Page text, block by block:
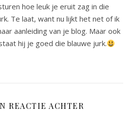
hoe leuk je eruit zag in die
Te laat, want nu lijkt het net of ik
aanleiding van je blog. Maar ook
hij je goed die blauwe jurk.
REACTIE ACHTER